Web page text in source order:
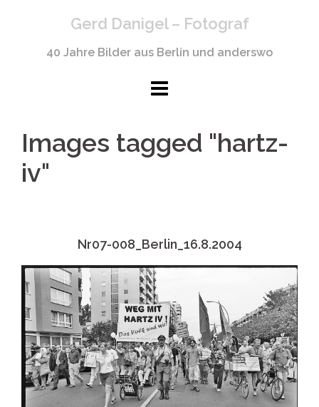
Gerd Danigel – Fotograf
40 Jahre Bilder aus Berlin und anderswo
Images tagged "hartz-
iv"
Nr07-008_Berlin_16.8.2004